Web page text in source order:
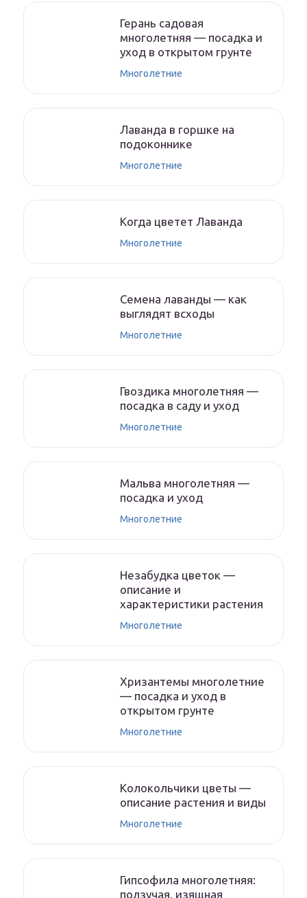
Герань садовая
многолетняя — посадка и
уход в открытом грунте
Многолетние
Лаванда в горшке на
подоконнике
Многолетние
Когда цветет Лаванда
Многолетние
Семена лаванды — как
выглядят всходы
Многолетние
Гвоздика многолетняя —
посадка в саду и уход
Многолетние
Мальва многолетняя —
посадка и уход
Многолетние
Незабудка цветок —
описание и
характеристики растения
Многолетние
Хризантемы многолетние
— посадка и уход в
открытом грунте
Многолетние
Колокольчики цветы —
описание растения и виды
Многолетние
Гипсофила многолетняя:
ползучая, изящная